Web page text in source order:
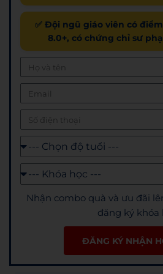
✅ Đội ngũ giáo viên có
8.0+, có chứng chỉ sư
Nhận combo quà và ưu đãi
đăng ký khóa
ĐĂNG KÝ NHẬN